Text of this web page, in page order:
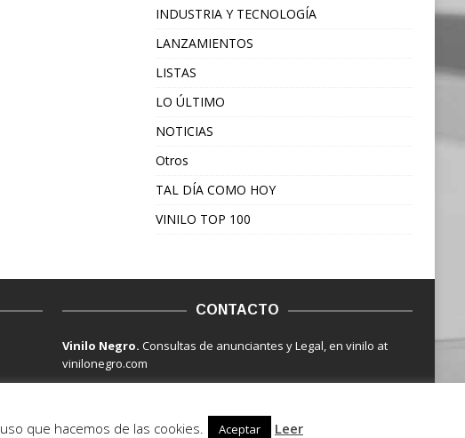
INDUSTRIA Y TECNOLOGÍA
LANZAMIENTOS
LISTAS
LO ÚLTIMO
NOTICIAS
Otros
TAL DÍA COMO HOY
VINILO TOP 100
CONTACTO
Vinilo Negro.Consultas de anunciantes y Legal, en vinilo at
vinilonegro.com
que hacemos de las cookies. Aceptar Leer